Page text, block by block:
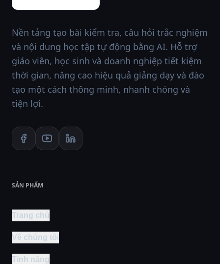
Nền tảng tạo bài kiểm tra, câu hỏi trắc nghiệm
và nội dung học tập tự động bằng AI. Hỗ trợ
giáo viên, học sinh và doanh nghiệp tiết kiệm
thời gian, nâng cao hiệu quả giảng dạy và đào
tạo một cách thông minh, nhanh chóng và
tiện lợi.
SẢN PHẨM
Trang chủ
Về chúng tôi
Tính năng